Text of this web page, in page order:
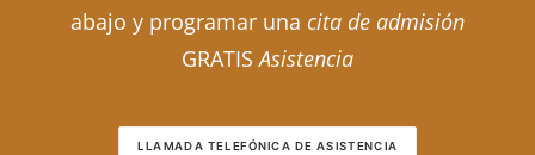
abajo y programar una cita de admisión
GRATISAsistencia
LLAMADA TELEFÓNICA DE ASISTENCIA